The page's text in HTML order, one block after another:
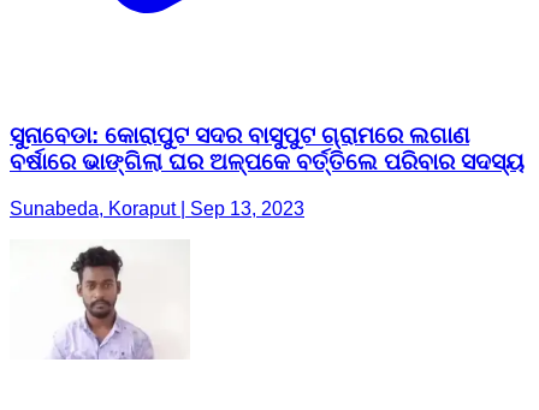
ସୁନାବେଡା: କୋରାପୁଟ ସଦର ବାସୁପୁଟ ଗ୍ରାମରେ ଲଗାଣ
ବର୍ଷାରେ ଭାଙ୍ଗିଲା ଘର ଅଳ୍ପକେ ବର୍ତ୍ତିଲେ ପରିବାର ସଦସ୍ୟ
Sunabeda, Koraput | Sep 13, 2023